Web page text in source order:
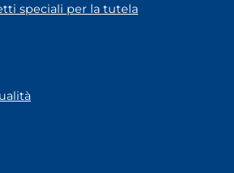
speciali per la tutela